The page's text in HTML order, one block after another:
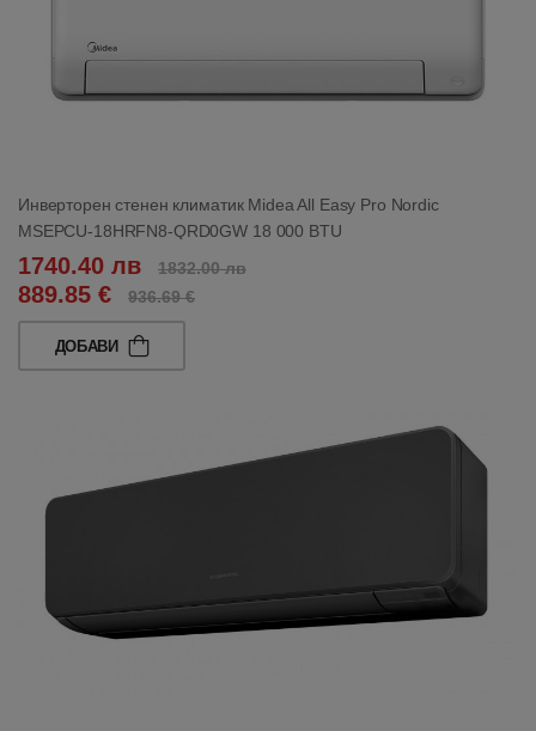
Инверторен стенен климатик Midea All Easy Pro Nordic
MSEPCU-18HRFN8-QRD0GW 18 000 BTU
1740.40 лв 1832.00 лв
889.85 € 936.69 €
ДОБАВИ